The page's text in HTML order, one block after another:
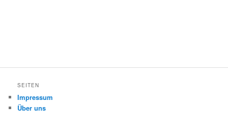
SEITEN
Impressum
Über uns